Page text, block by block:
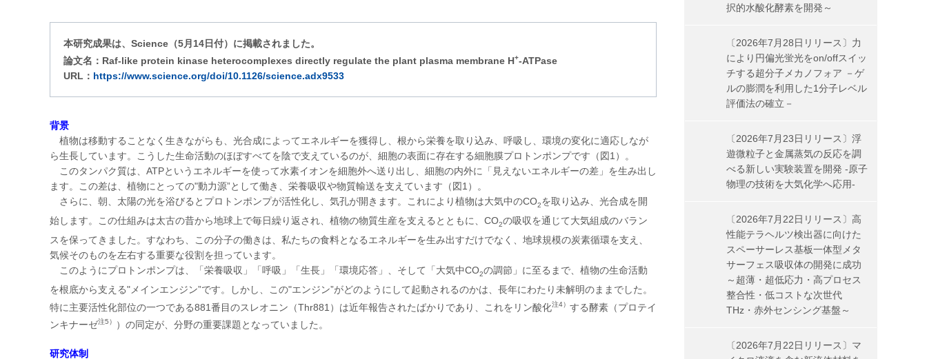
本研究成果は、Science（5月14日付）に掲載されました。
論文名：Raf-like protein kinase heterocomplexes directly regulate the plant plasma membrane H+-ATPase
URL： https://www.science.org/doi/10.1126/science.adx9533
背景
植物は移動することなく生きながらも、光合成によってエネルギーを獲得し、根から栄養を取り込み、呼吸し、環境の変化に適応しなが
ら生長しています。こうした生命活動のほぼすべてを陰で支えているのが、細胞の表面に存在する細胞膜プロトンポンプです（図1）。
このタンパク質は、ATPというエネルギーを使って水素イオンを細胞外へ送り出し、細胞の内外に「見えないエネルギーの差」を生み出し
ます。この差は、植物にとっての"動力源”として働き、栄養吸収や物質輸送を支えています（図1）。
さらに、朝、太陽の光を浴びるとプロトンポンプが活性化し、気孔が開きます。これにより植物は大気中のCO2を取り込み、光合成を開
始します。この仕組みは太古の昔から地球上で毎日繰り返され、植物の物質生産を支えるとともに、CO2の吸収を通じて大気組成のバラン
スを保ってきました。すなわち、この分子の働きは、私たちの食料となるエネルギーを生み出すだけでなく、地球規模の炭素循環を支え、
気候そのものを左右する重要な役割を担っています。
このようにプロトンポンプは、「栄養吸収」「呼吸」「生長」「環境応答」、そして「大気中CO2の調節」に至るまで、植物の生命活動
を根底から支える"メインエンジン”です。しかし、この"エンジン”がどのようにして起動されるのかは、長年にわたり未解明のままでした。
特に主要活性化部位の一つである881番目のスレオニン（Thr881）は近年報告されたばかりであり、これをリン酸化注4） する酵素（プロテイ
ンキナーゼ注5） ）の同定が、分野の重要課題となっていました。
研究体制
択的水酸化酵素を開発～
〔2026年7月28日リリース〕力
により円偏光蛍光をon/offスイッ
チする超分子メカノフォア －ゲ
ルの膨潤を利用した1分子レベル
評価法の確立－
〔2026年7月23日リリース〕浮
遊微粒子と金属蒸気の反応を調
べる新しい実験装置を開発 -原子
物理の技術を大気化学へ応用-
〔2026年7月22日リリース〕高
性能テラヘルツ検出器に向けた
スペーサーレス基板一体型メタ
サーフェス吸収体の開発に成功
～超薄・超低応力・高プロセス
整合性・低コストな次世代
THz・赤外センシング基盤～
〔2026年7月22日リリース〕マ